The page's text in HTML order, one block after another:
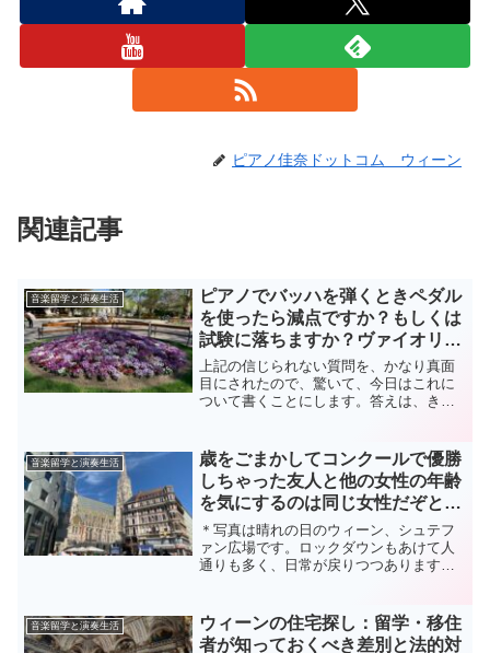
ピアノ佳奈ドットコム ウィーン
関連記事
音楽留学と演奏生活
ピアノでバッハを弾くときペダル
を使ったら減点ですか？もしくは
試験に落ちますか？ヴァイオリン
でバッハを弾くときにヴィブラー
トをかけたら減点ですか？もしく
は試験に落ちますか？
上記の信じられない質問を、かなり真面
目にされたので、驚いて、今日はこれに
ついて書くことにします。答えは、きち
題！」です。私が日本にいた子供の頃、
「音大入試でバッハでペダ...
音楽留学と演奏生活
歳をごまかしてコンクールで優勝
しちゃった友人と他の女性の年齢
を気にするのは同じ女性だぞと感
じた件
＊写真は晴れの日のウィーン、シュテフ
ァン広場です。ロックダウンもあけて人
通りも多く、日常が戻りつつあります。
できる時代になりました。今や下火にな
ってしまったと噂されるク...
音楽留学と演奏生活
ウィーンの住宅探し：留学・移住
者が知っておくべき差別と法的対